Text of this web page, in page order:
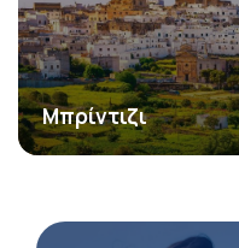
Μπρίντιζι